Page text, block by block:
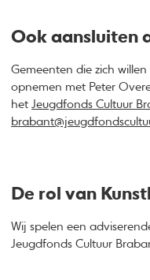
Ook aansluiten
Gemeenten die zich
opnemen met Peter
hetJeugdfonds Cultuur
De rol van
Wij spelen een
Jeugdfonds Cultuur